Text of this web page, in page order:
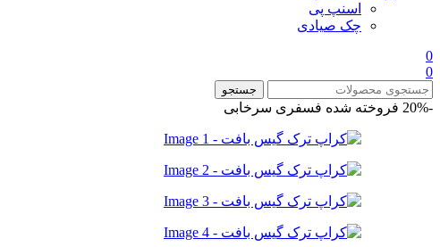
اسنپ پی
چک صیادی
0
0
جستجو
-20% فروخته شده فسفری سرخابی